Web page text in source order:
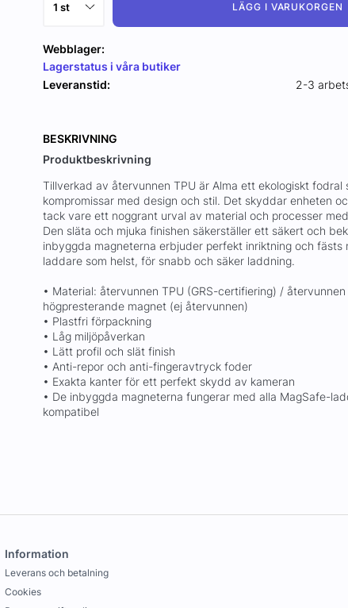
LÄGG I VARUKORGEN
Webblager:
Lagerstatus i våra butiker
Leveranstid:
2-3
BESKRIVNING
Produktbeskrivning
Tillverkad av återvunnen TPU är Alma ett ekologiskt fodral
kompromissar med design och stil. Det skyddar enheten
tack vare ett noggrant urval av material och processer
Den släta och mjuka finishen säkerställer ett säkert och
inbyggda magneterna erbjuder perfekt inriktning och fästs
laddare som helst, för snabb och säker laddning.
• Material: återvunnen TPU (GRS-certifiering) /
högpresterande magnet (ej återvunnen)
• Plastfri förpackning
• Låg miljöpåverkan
• Lätt profil och slät finish
• Anti-repor och anti-fingeravtryck foder
• Exakta kanter för ett perfekt skydd av kameran
• De inbyggda magneterna fungerar med alla MagSafe-
kompatibel
Information
Leverans och betalning
Cookies